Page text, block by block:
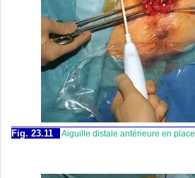
Fig. 23.11 Aiguille distale antérieure en place.